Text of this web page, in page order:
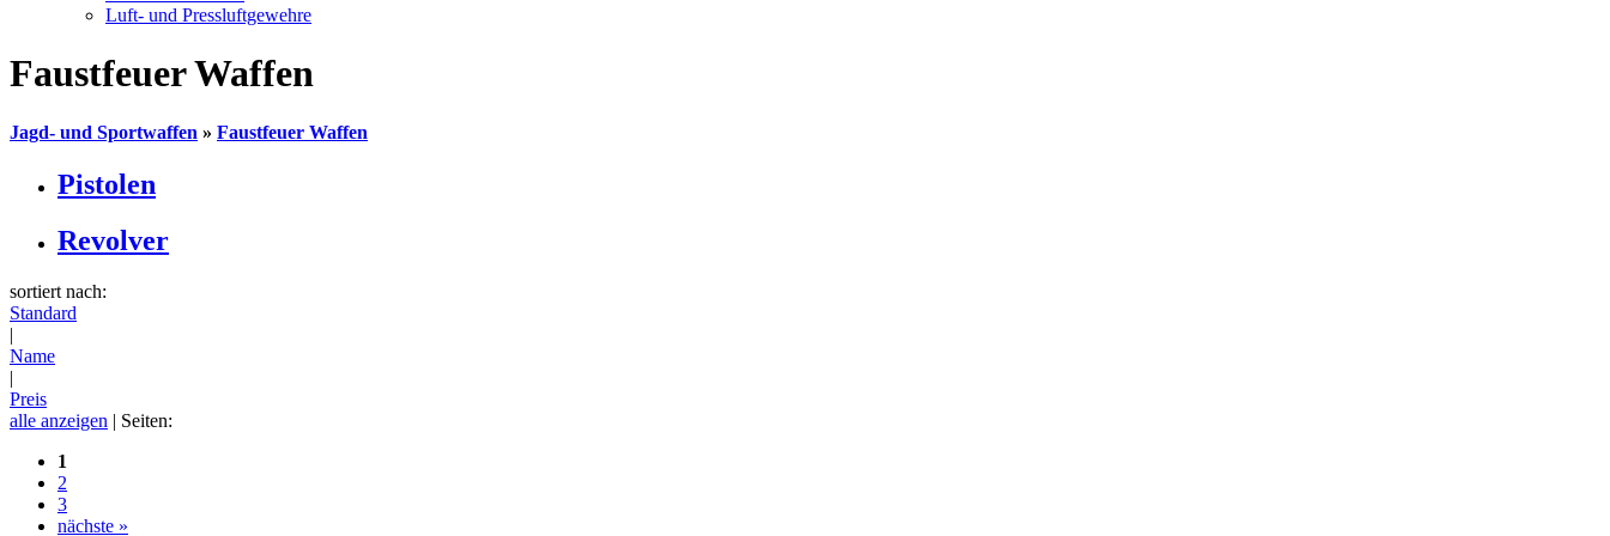
Luft- und Pressluftgewehre
Faustfeuer Waffen
Jagd- und Sportwaffen » Faustfeuer Waffen
Pistolen
Revolver
sortiert nach:
Standard
|
Name
|
Preis
alle anzeigen | Seiten:
1
2
3
nächste »